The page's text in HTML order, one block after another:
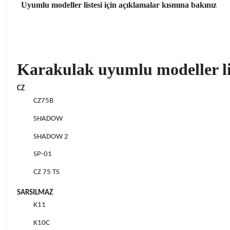
Uyumlu modeller listesi için açıklamalar kısmına bakınız
Karakulak uyumlu modeller
CZ
CZ75B
SHADOW
SHADOW 2
SP-01
CZ 75 TS
SARSILMAZ
K11
K10C